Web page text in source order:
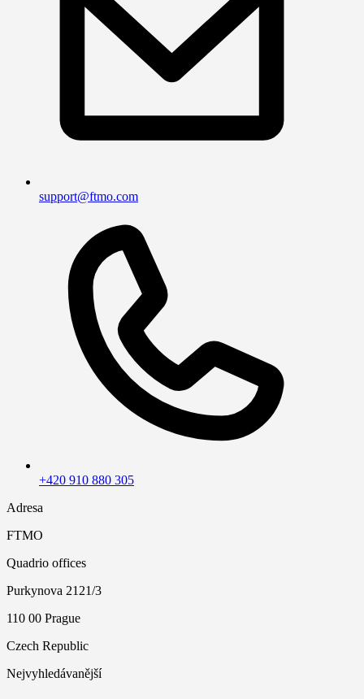
support@ftmo.com
+420 910 880 305
Adresa
FTMO
Quadrio offices
Purkynova 2121/3
110 00 Prague
Czech Republic
Nejvyhledávanější